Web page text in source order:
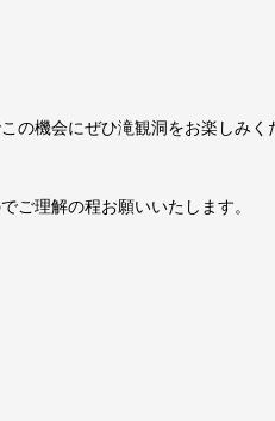
の機会にぜひ滝観洞をお楽しみく
ご理解の程お願いいたします。